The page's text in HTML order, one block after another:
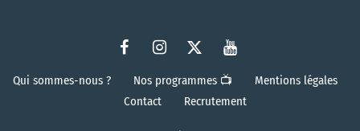
Qui sommes-nous ? Nos programmes 📺
Mentions légales
Contact
Recrutement